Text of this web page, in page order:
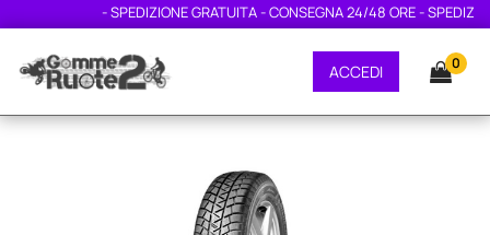
- SPEDIZIONE GRATUITA - CONSEGNA 24/48 ORE -
ACCEDI 0